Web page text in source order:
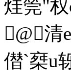
烓筦"权
@（
僣`椉u